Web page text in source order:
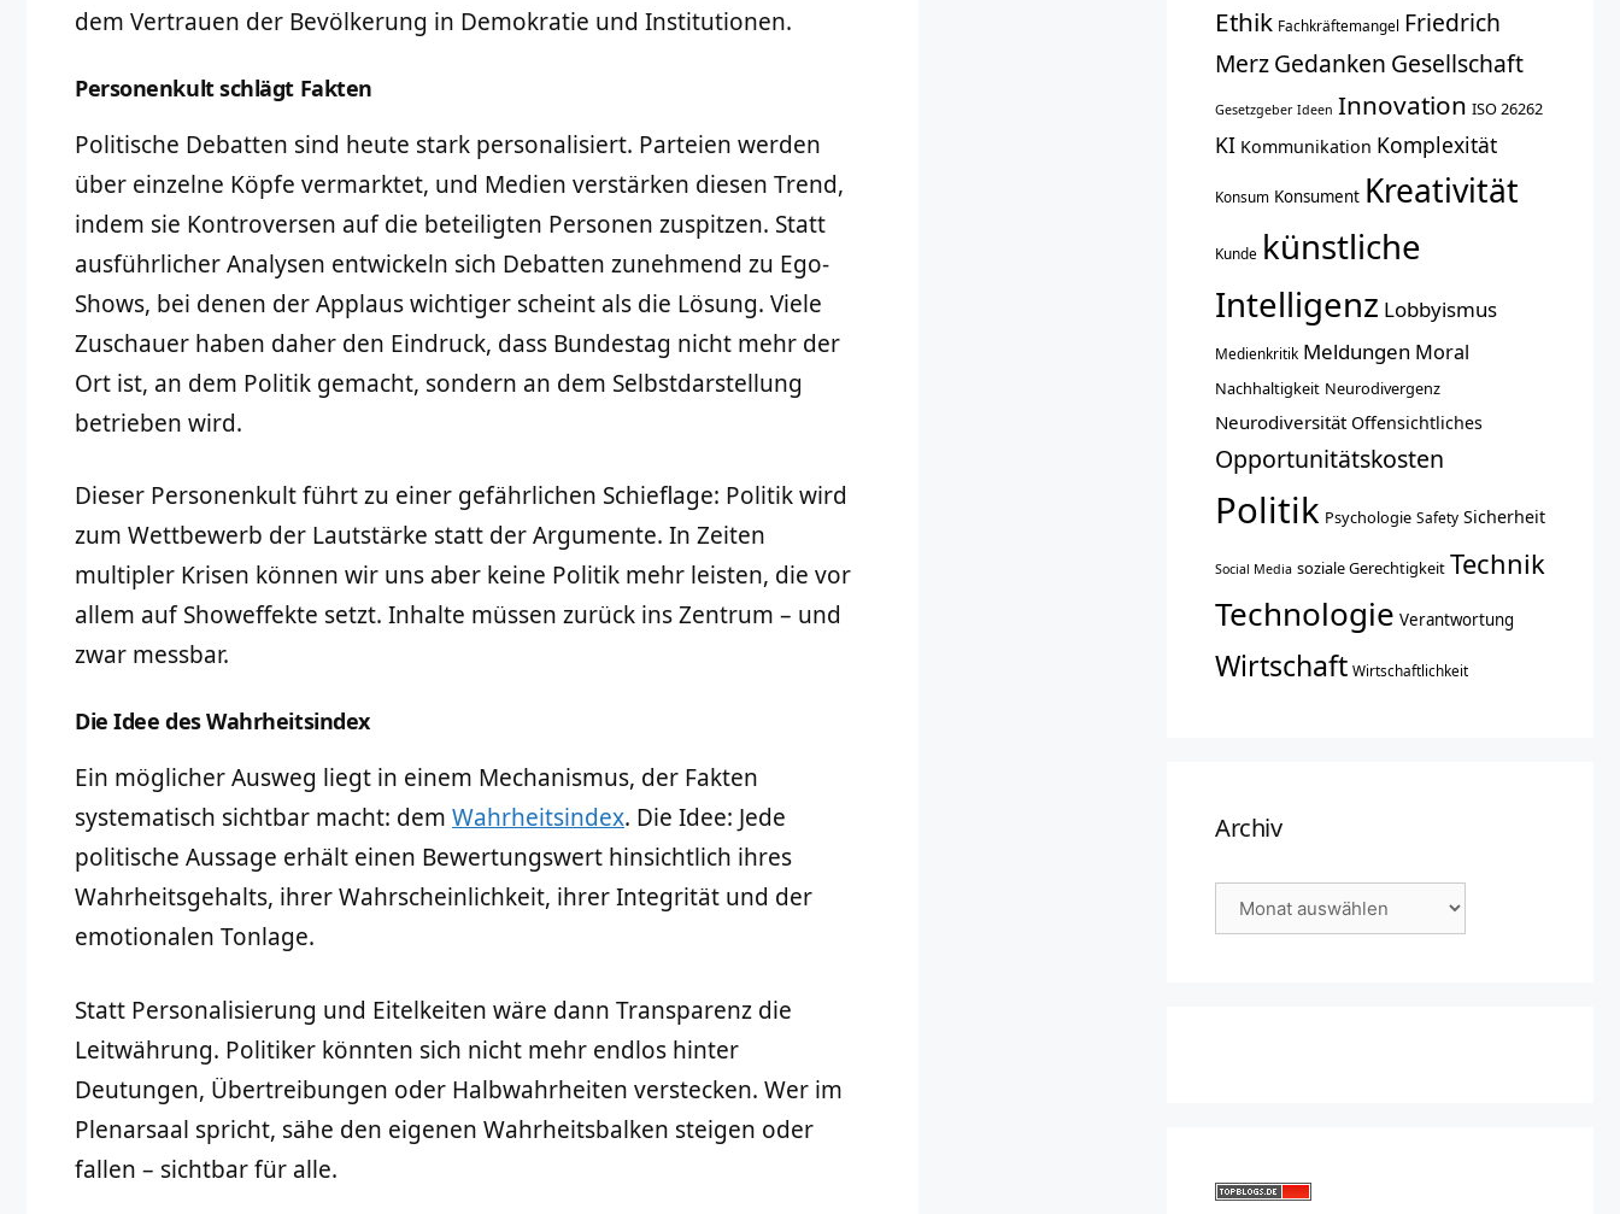
dem Vertrauen der Bevölkerung in Demokratie und Institutionen.
Personenkult schlägt Fakten
Politische Debatten sind heute stark personalisiert. Parteien werden
über einzelne Köpfe vermarktet, und Medien verstärken diesen Trend,
indem sie Kontroversen auf die beteiligten Personen zuspitzen. Statt
ausführlicher Analysen entwickeln sich Debatten zunehmend zu Ego-
Shows, bei denen der Applaus wichtiger scheint als die Lösung. Viele
Zuschauer haben daher den Eindruck, dass Bundestag nicht mehr der
Ort ist, an dem Politik gemacht, sondern an dem Selbstdarstellung
betrieben wird.
Dieser Personenkult führt zu einer gefährlichen Schieflage: Politik wird
zum Wettbewerb der Lautstärke statt der Argumente. In Zeiten
multipler Krisen können wir uns aber keine Politik mehr leisten, die vor
allem auf Showeffekte setzt. Inhalte müssen zurück ins Zentrum – und
zwar messbar.
Die Idee des Wahrheitsindex
Ein möglicher Ausweg liegt in einem Mechanismus, der Fakten
systematisch sichtbar macht: dem Wahrheitsindex. Die Idee: Jede
politische Aussage erhält einen Bewertungswert hinsichtlich ihres
Wahrheitsgehalts, ihrer Wahrscheinlichkeit, ihrer Integrität und der
emotionalen Tonlage.
Statt Personalisierung und Eitelkeiten wäre dann Transparenz die
Leitwährung. Politiker könnten sich nicht mehr endlos hinter
Deutungen, Übertreibungen oder Halbwahrheiten verstecken. Wer im
Plenarsaal spricht, sähe den eigenen Wahrheitsbalken steigen oder
fallen – sichtbar für alle.
Ethik Fachkräftemangel Friedrich
MerzGedanken Gesellschaft
Gesetzgeber Ideen Innovation ISO 26262
KI Kommunikation Komplexität
Konsum Konsument Kreativität
Kunde künstliche
Intelligenz Lobbyismus
Medienkritik Meldungen Moral
Nachhaltigkeit Neurodivergenz
Neurodiversität Offensichtliches
Opportunitätskosten
Politik Psychologie Safety Sicherheit
Social Media soziale Gerechtigkeit Technik
Technologie Verantwortung
Wirtschaft Wirtschaftlichkeit
Archiv
Archiv